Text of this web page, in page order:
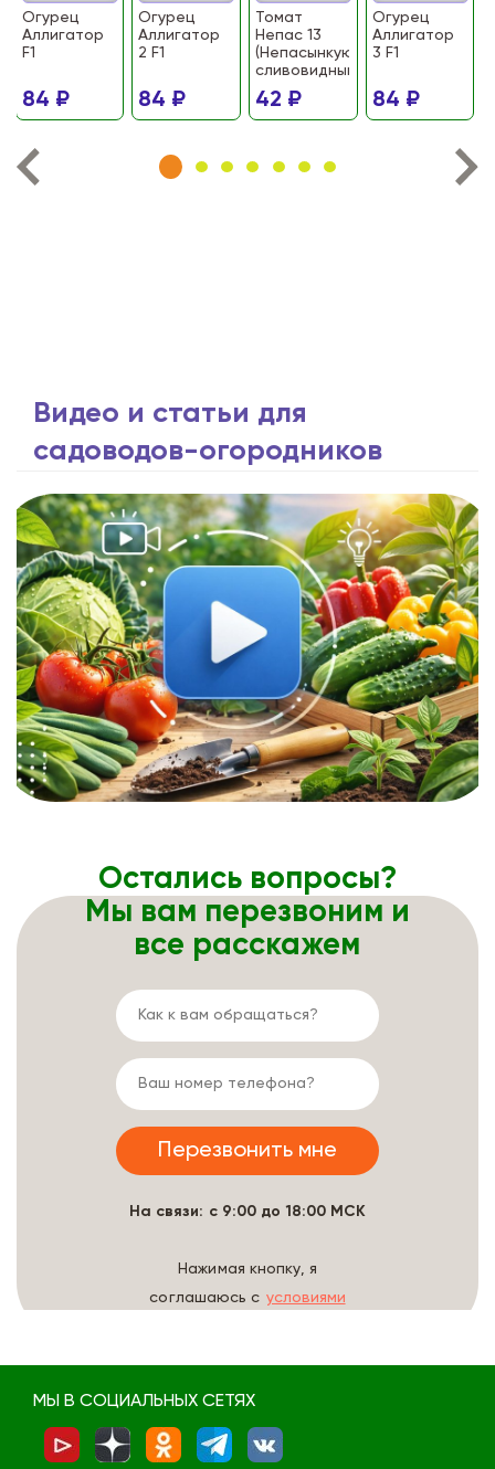
Огурец
Аллигатор
F1
84 ₽
Огурец
Аллигатор
2 F1
84 ₽
Томат
Непас 13
(Непасынкующийся
сливовидный)
42 ₽
Огурец
Аллигатор
3 F1
84 ₽
Видео и статьи для
садоводов-огородников
Остались вопросы?
Мы вам перезвоним и
все расскажем
На связи: с 9:00 до 18:00 МСК
Нажимая кнопку, я
соглашаюсь с условиями
МЫ В СОЦИАЛЬНЫХ СЕТЯХ